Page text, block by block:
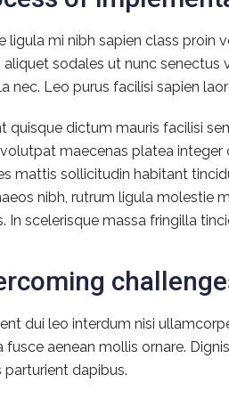
ligula mi nibh sapien class
aliquet sodales ut nunc
nec. Leo purus facilisi sapien
quisque dictum mauris facilisi
maecenas platea integer
mattis sollicitudin habitant
nibh, rutrum ligula molestie
In scelerisque massa fringilla
dui leo interdum nisi
fusce aenean mollis ornare.
parturient dapibus.